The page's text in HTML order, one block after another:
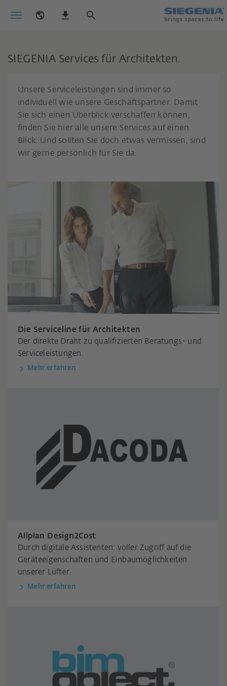
SIEGENIA Services für Architekten.
Unsere Serviceleistungen sind immer so
individuell wie unsere Geschäftspartner. Damit
Sie sich einen Überblick verschaffen können,
finden Sie hier alle unsere Services auf einen
Blick. Und sollten Sie doch etwas vermissen, sind
wir gerne persönlich für Sie da.
Die Serviceline für Architekten
Der direkte Draht zu qualifizierten Beratungs- und
Serviceleistungen.
Mehr erfahren
Allplan Design2Cost
Durch digitale Assistenten: voller Zugriff auf die
Geräteeigenschaften und Einbaumöglichkeiten
unserer Lüfter.
Mehr erfahren